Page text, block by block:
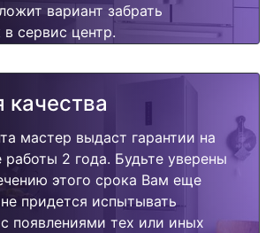
вариант забрать
сервис центр.
качества
мастер выдаст гарантии на
работы 2 года. Будьте уверены
этого срока Вам еще
придется испытывать
появлениями тех или иных